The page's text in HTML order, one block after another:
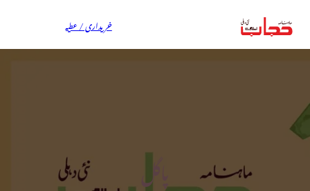
خریداری / عطیہ
پاگل